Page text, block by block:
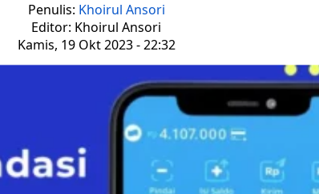
Penulis: Khoirul Ansori
Editor: Khoirul Ansori
Kamis, 19 Okt 2023 - 22:32